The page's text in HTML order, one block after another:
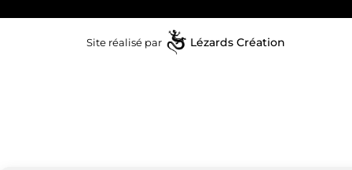
Site réalisé par Lézards Création